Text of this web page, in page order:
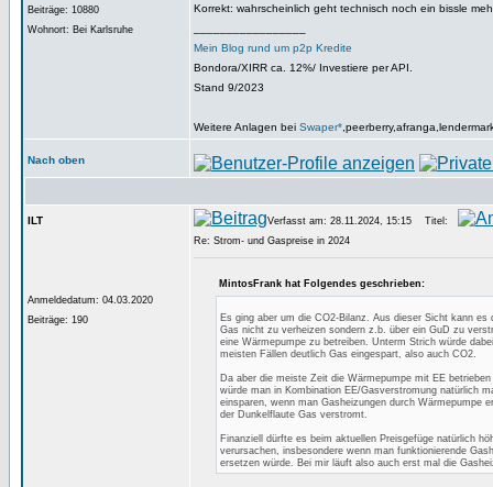
Beiträge: 10880
Wohnort: Bei Karlsruhe
Korrekt: wahrscheinlich geht technisch noch ein bissle
Mein Blog rund um p2p Kredite
Bondora/XIRR ca. 12%/ Investiere per API.
Stand 9/2023
Weitere Anlagen bei Swaper*
Nach oben
ILT
Anmeldedatum: 04.03.2020
Beiträge: 190
Verfasst am: 28.11.2024, 15:15
Titel:
Re: Strom- und Gaspreise in 2024
MintosFrank hat Folgendes geschrieben:
Es ging aber um die CO2-Bilanz. Aus dieser Sicht kann es
Gas nicht zu verheizen sondern z.b. über ein GuD zu
eine Wärmepumpe zu betreiben. Unterm Strich würde
meisten Fällen deutlich Gas eingespart, also auch CO2.
Da aber die meiste Zeit die Wärmepumpe mit EE
würde man in Kombination EE/Gasverstromung natürlich
einsparen, wenn man Gasheizungen durch Wärmepumpe
der Dunkelflaute Gas verstromt.
Finanziell dürfte es beim aktuellen Preisgefüge natürlich
verursachen, insbesondere wenn man funktionierende
ersetzen würde. Bei mir läuft also auch erst mal die